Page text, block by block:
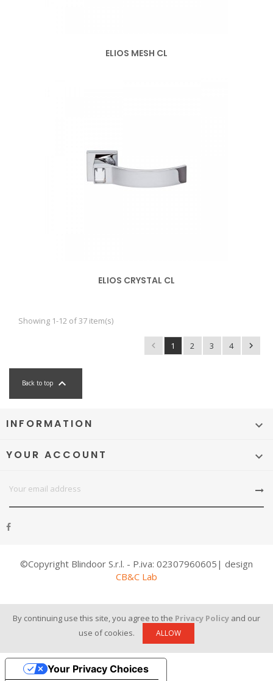
ELIOS MESH CL
ELIOS CRYSTAL CL
Showing 1-12 of 37 item(s)
 1 2 3 4 
Back to top 
INFORMATION 
YOUR ACCOUNT 
©Copyright Blindoor S.r.l. - P.iva: 02307960605| design
CB&C Lab
By continuing use this site, you agree to the Privacy Policy and our
use of cookies.
ALLOW
Your Privacy Choices